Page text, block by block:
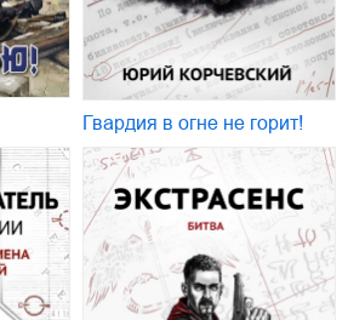
Гвардия в огне не горит!